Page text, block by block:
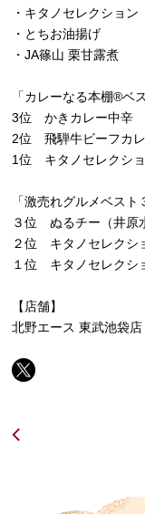
・キタノセレクショ
・とちお油揚げ
・JA篠山 栗甘露煮
「カレーなる本棚®︎ベ
3位 かきカレー中辛
2位 飛騨牛ビーフカ
1位 キタノセレクシ
「激売れグルメベス
３位 ぬるチー（井原
２位 キタノセレクシ
１位 キタノセレク
【店舗】
北野エース 東武池袋店